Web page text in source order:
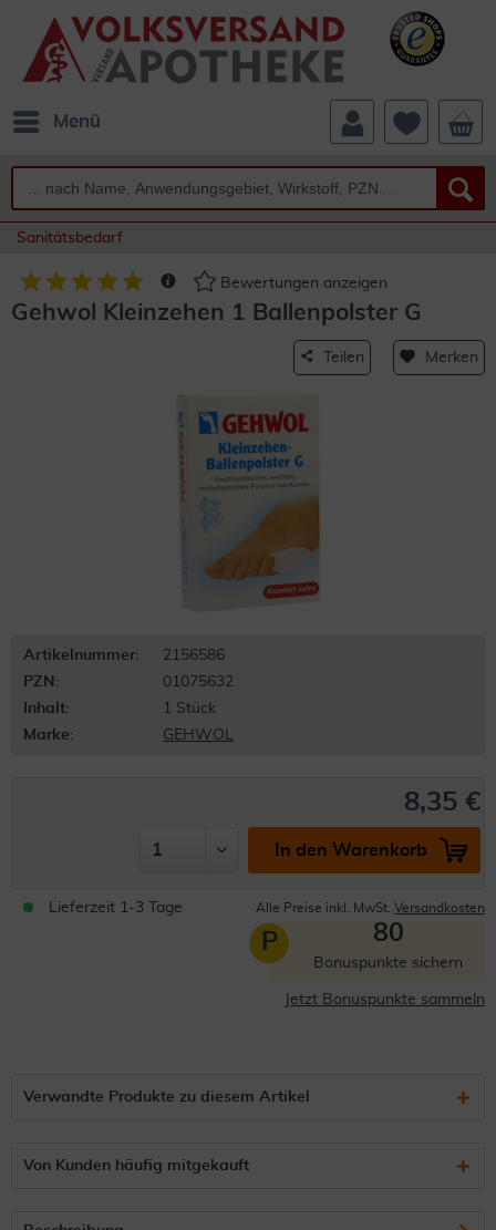
Menü
Sanitätsbedarf
Bewertungen anzeigen
Gehwol Kleinzehen 1 Ballenpolster G
Teilen Merken
Artikelnummer:
2156586
PZN:
01075632
Inhalt:
1 Stück
Marke:
GEHWOL
8,35 €
In den Warenkorb
Lieferzeit 1-3 Tage Alle Preise inkl. MwSt. Versandkosten
P 80
Bonuspunkte sichern
Jetzt Bonuspunkte sammeln
Verwandte Produkte zu diesem Artikel
Von Kunden häufig mitgekauft